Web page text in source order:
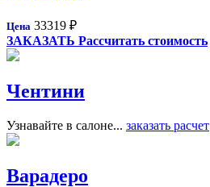
Цена 33319 ₽
ЗАКАЗАТЬ Рассчитать стоимость
Чентини
Узнавайте в салоне... заказать расчет
Варадеро